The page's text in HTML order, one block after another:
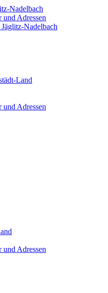
Nadelbach
und Adressen
Nadelbach
Land
und Adressen
und Adressen